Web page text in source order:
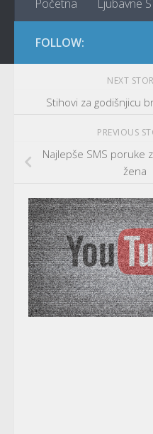
Početna Ljubavne
FOLLOW:
NEXT
Stihovi za godišnjicu
PREVIOUS
Najlepše SMS poruke
žena